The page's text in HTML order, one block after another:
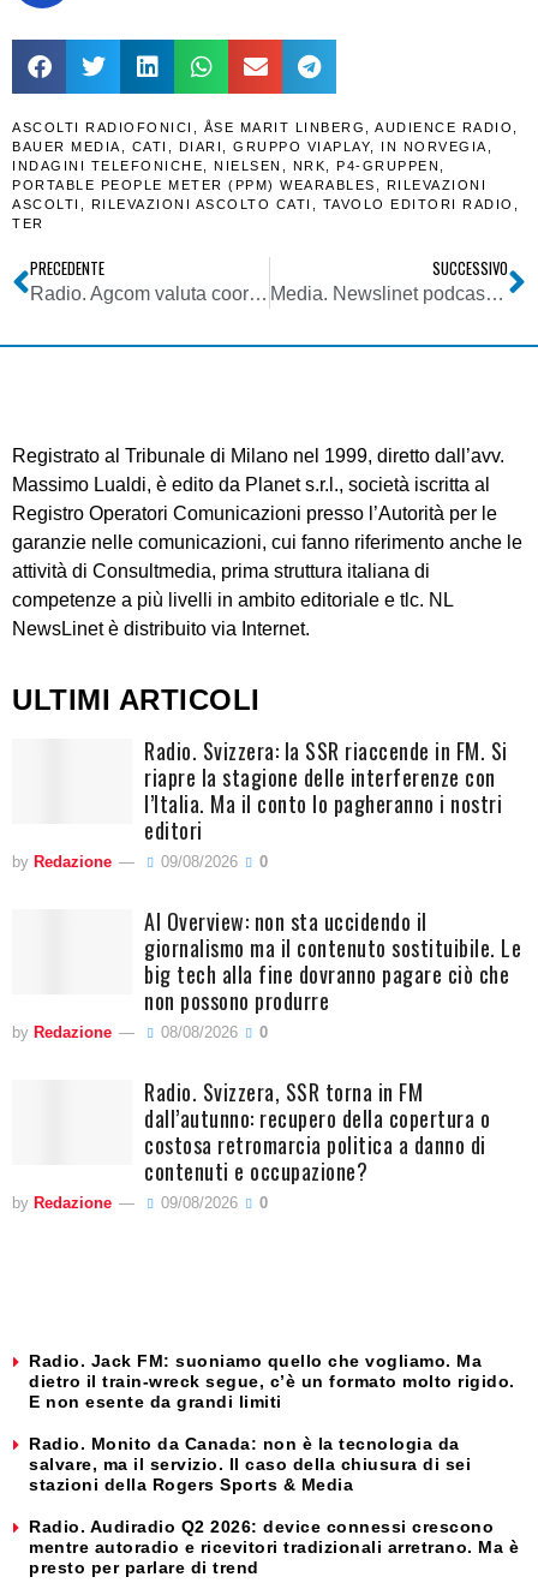
ASCOLTI RADIOFONICI ÅSE MARIT LINBERG AUDIENCE RADIO
BAUER MEDIA
CATI DIARI GRUPPO VIAPLAY IN NORVEGIA
INDAGINI TELEFONICHE
NIELSEN NRK P4-GRUPPEN
PORTABLE PEOPLE METER (PPM) WEARABLES
RILEVAZIONI
ASCOLTI
RILEVAZIONI ASCOLTO CATI TAVOLO EDITORI RADIO
TER
PRECEDENTE
Radio. Agcom valuta coordinamento tra delibere 353/11/CONS e 664/09/CONS in merito alla radiovisione
SUCCESSIVO
Media. Newslinet podcast puntata del 22/03/2023: ascolta le notizie della settimana di NL
Registrato al Tribunale di Milano nel 1999, diretto dall’avv.
Massimo Lualdi, è edito da Planet s.r.l., società iscritta al
Registro Operatori Comunicazioni presso l’Autorità per le
garanzie nelle comunicazioni, cui fanno riferimento anche le
attività di Consultmedia, prima struttura italiana di
competenze a più livelli in ambito editoriale e tlc. NL
NewsLinet è distribuito via Internet.
ULTIMI ARTICOLI
Radio. Svizzera: la SSR riaccende in FM. Si
riapre la stagione delle interferenze con
l’Italia. Ma il conto lo pagheranno i nostri
editori
by Redazione 09/08/2026 0
AI Overview: non sta uccidendo il
giornalismo ma il contenuto sostituibile. Le
big tech alla fine dovranno pagare ciò che
non possono produrre
by Redazione 08/08/2026 0
Radio. Svizzera, SSR torna in FM
dall’autunno: recupero della copertura o
costosa retromarcia politica a danno di
contenuti e occupazione?
by Redazione 09/08/2026 0
Radio. Jack FM: suoniamo quello che vogliamo. Ma
dietro il train-wreck segue, c’è un formato molto rigido.
E non esente da grandi limiti
Radio. Monito da Canada: non è la tecnologia da
salvare, ma il servizio. Il caso della chiusura di sei
stazioni della Rogers Sports & Media
Radio. Audiradio Q2 2026: device connessi crescono
mentre autoradio e ricevitori tradizionali arretrano. Ma è
presto per parlare di trend